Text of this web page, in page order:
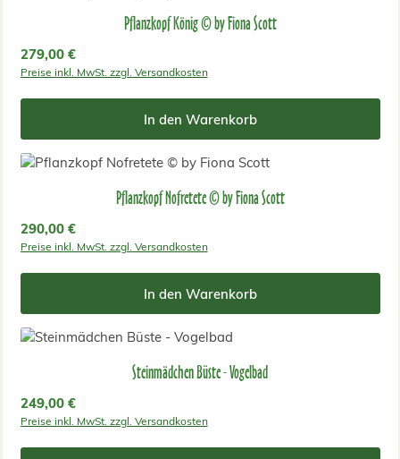
Pflanzkopf König © by Fiona Scott
Regulärer Preis:
279,00 €
Preise inkl. MwSt. zzgl. Versandkosten
In den Warenkorb
Pflanzkopf Nofretete © by Fiona Scott
Regulärer Preis:
290,00 €
Preise inkl. MwSt. zzgl. Versandkosten
In den Warenkorb
Steinmädchen Büste - Vogelbad
Regulärer Preis:
249,00 €
Preise inkl. MwSt. zzgl. Versandkosten